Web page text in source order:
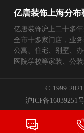
亿唐装饰上海分布
亿唐装饰沪上二十多年
全市十多家门店，业务
公寓、住宅、别墅、办
医院学校等家装、公
© 1999-2021
沪ICP备16039251